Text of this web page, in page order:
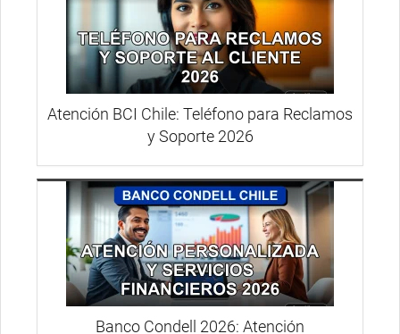
Atención BCI Chile: Teléfono para Reclamos
y Soporte 2026
Banco Condell 2026: Atención